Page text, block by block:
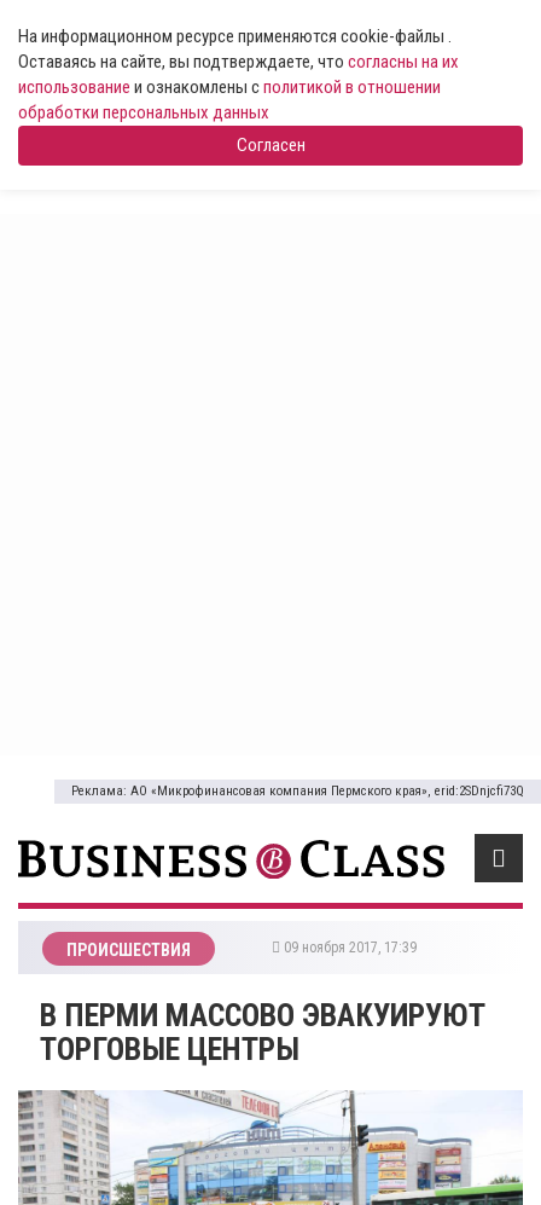
На информационном ресурсе применяются cookie-файлы .
Оставаясь на сайте, вы подтверждаете, что согласны на их
использование и ознакомлены сполитикой в отношении
обработки персональных данных
Согласен
Реклама: АО «Микрофинансовая компания Пермского края», erid:2SDnjcfi73Q
ПРОИСШЕСТВИЯ 09 ноября 2017, 17:39
В ПЕРМИ МАССОВО ЭВАКУИРУЮТ
ТОРГОВЫЕ ЦЕНТРЫ